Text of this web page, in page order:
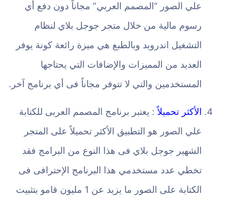
علي الصور “المصمم العربي” مجاناً دون دفع أي
رسوم مالية من خلال متجر جوجل بلاي لنظام
التشغيل اندرويد وبالطبع هي ميزة رائعة كونة يوفر
العديد من المميزات والإضافات التي يحتاجها
المستخدمين والتي لا تتوفر مجاناً فى أي برنامج آخر.
الأكثر تحميلاً: يعتبر برنامج المصمم العربى للكتابة
علي الصور هو التطبيق الأكثر تحميلاً على المتجر
الشهير جوجل بلاي فى هذا النوع من البرامج فقد
تخطي عدد مستخدمي هذا البرنامج الإحترافى فى
الكتابة على الصور ما يزيد عن 1 مليون قامو بتثبيت